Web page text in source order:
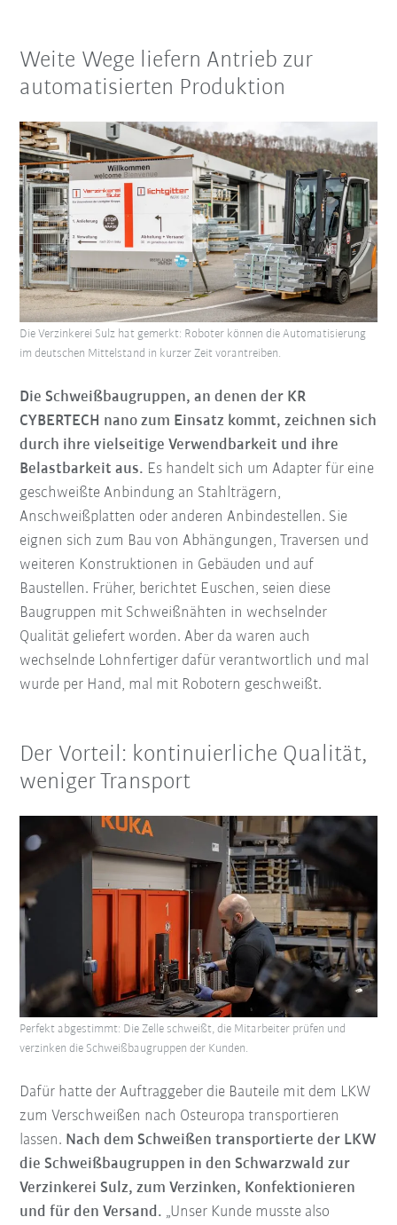
Weite Wege liefern Antrieb zur
automatisierten Produktion
Die Schweißbaugruppen, an denen der KR
CYBERTECH nano zum Einsatz kommt, zeichnen sich
durch ihre vielseitige Verwendbarkeit und ihre
Belastbarkeit aus. Es handelt sich um Adapter für eine
geschweißte Anbindung an Stahlträgern,
Anschweißplatten oder anderen Anbindestellen. Sie
eignen sich zum Bau von Abhängungen, Traversen und
weiteren Konstruktionen in Gebäuden und auf
Baustellen. Früher, berichtet Euschen, seien diese
Baugruppen mit Schweißnähten in wechselnder
Qualität geliefert worden. Aber da waren auch
wechselnde Lohnfertiger dafür verantwortlich und mal
wurde per Hand, mal mit Robotern geschweißt.
Die Verzinkerei Sulz hat gemerkt: Roboter können die Automatisierung
im deutschen Mittelstand in kurzer Zeit vorantreiben.
Der Vorteil: kontinuierliche Qualität,
weniger Transport
Dafür hatte der Auftraggeber die Bauteile mit dem LKW
zum Verschweißen nach Osteuropa transportieren
lassen. Nach dem Schweißen transportierte der LKW
die Schweißbaugruppen in den Schwarzwald zur
Verzinkerei Sulz, zum Verzinken, Konfektionieren
und für den Versand. „Unser Kunde musste also
Perfekt abgestimmt: Die Zelle schweißt, die Mitarbeiter prüfen und
verzinken die Schweißbaugruppen der Kunden.